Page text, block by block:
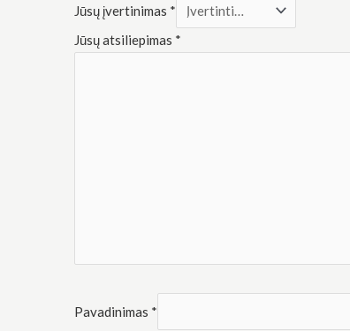
Jūsų įvertinimas *
Jūsų atsiliepimas *
Pavadinimas *
padidinate